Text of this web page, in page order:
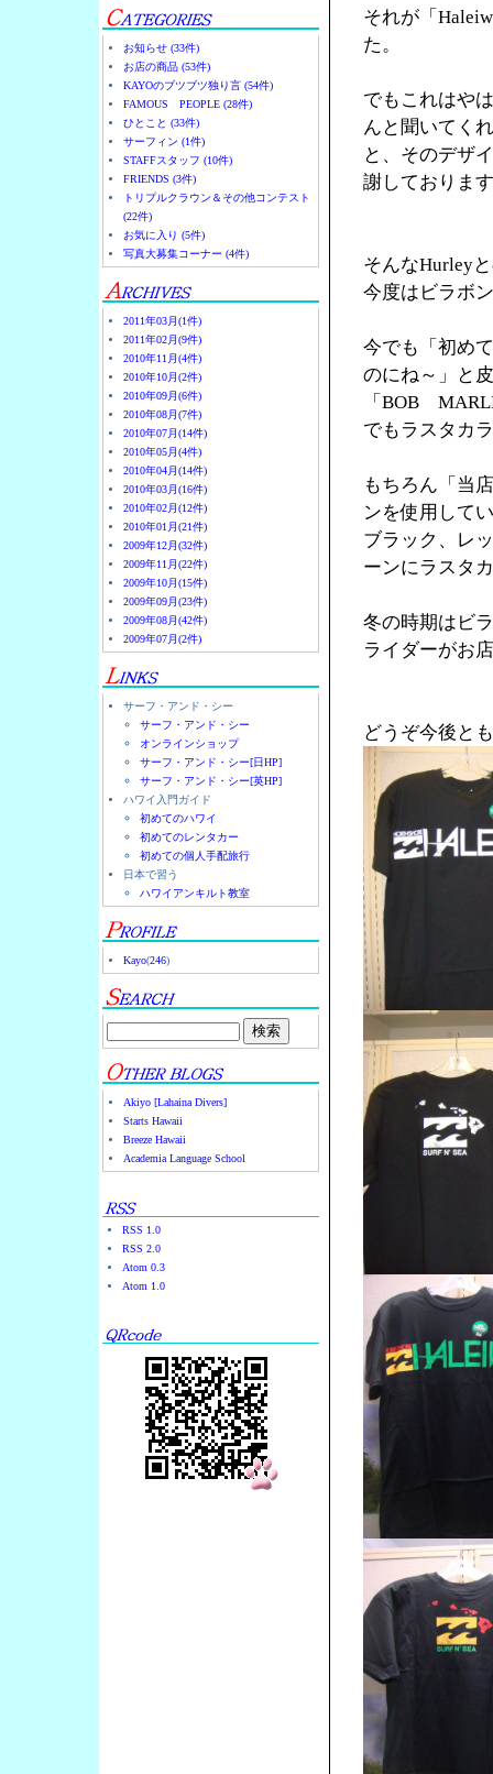
お知らせ (33件)
お店の商品 (53件)
KAYOのブツブツ独り言 (54件)
FAMOUS PEOPLE (28件)
ひとこと (33件)
サーフィン (1件)
STAFFスタッフ (10件)
FRIENDS (3件)
トリプルクラウン＆その他コンテスト
(22件)
お気に入り (5件)
写真大募集コーナー (4件)
2011年03月(1件)
2011年02月(9件)
2010年11月(4件)
2010年10月(2件)
2010年09月(6件)
2010年08月(7件)
2010年07月(14件)
2010年05月(4件)
2010年04月(14件)
2010年03月(16件)
2010年02月(12件)
2010年01月(21件)
2009年12月(32件)
2009年11月(22件)
2009年10月(15件)
2009年09月(23件)
2009年08月(42件)
2009年07月(2件)
サーフ・アンド・シー
サーフ・アンド・シー
オンラインショップ
サーフ・アンド・シー[日HP]
サーフ・アンド・シー[英HP]
ハワイ入門ガイド
初めてのハワイ
初めてのレンタカー
初めての個人手配旅行
日本で習う
ハワイアンキルト教室
Kayo(246)
Akiyo [Lahaina Divers]
Starts Hawaii
Breeze Hawaii
Academia Language School
RSS 1.0
RSS 2.0
Atom 0.3
Atom 1.0
それが「
た。
でもこれはや
んと聞いてく
と、そのデザ
謝しておりま
そんなHurley
今度はビラボ
今でも「初め
のにね～」と
「BOB
でもラスタカ
もちろん「当
ンを使用して
ブラック、レ
ーンにラスタ
冬の時期はビ
ライダーがお
どうぞ今後と